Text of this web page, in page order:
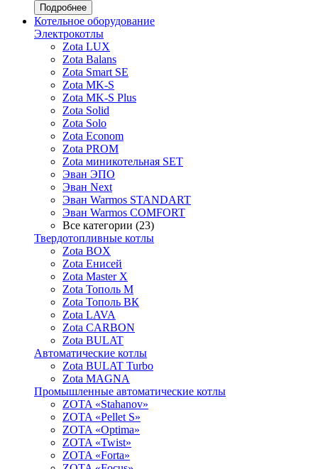
Подробнее
Котельное оборудование
Электрокотлы
Zota LUX
Zota Balans
Zota Smart SE
Zota MK-S
Zota MK-S Plus
Zota Solid
Zota Solo
Zota Econom
Zota PROM
Zota миникотельная SET
Эван ЭПО
Эван Next
Эван Warmos STANDART
Эван Warmos COMFORT
Все категории (23)
Твердотопливные котлы
Zota BOX
Zota Енисей
Zota Master X
Zota Тополь М
Zota Тополь ВК
Zota LAVA
Zota CARBON
Zota BULAT
Автоматические котлы
Zota BULAT Turbo
Zota MAGNA
Промышленные автоматические котлы
ZOTA «Stahanov»
ZOTA «Pellet S»
ZOTA «Optima»
ZOTA «Twist»
ZOTA «Forta»